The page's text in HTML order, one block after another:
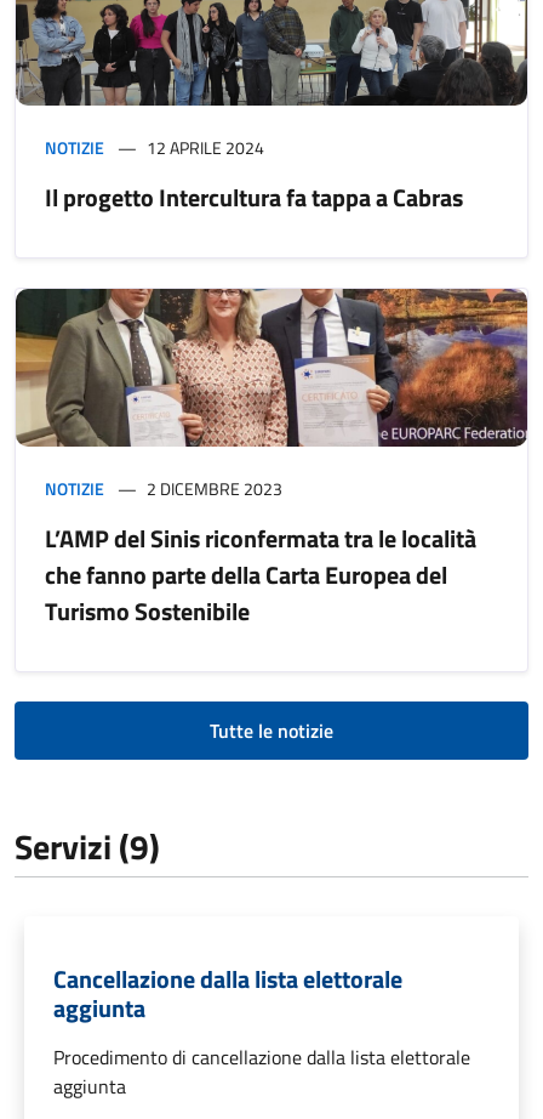
NOTIZIE 12 APRILE 2024
Il progetto Intercultura fa tappa a Cabras
NOTIZIE 2 DICEMBRE 2023
L’AMP del Sinis riconfermata tra le località
che fanno parte della Carta Europea del
Turismo Sostenibile
Tutte le notizie
Servizi (9)
Cancellazione dalla lista elettorale
aggiunta
Procedimento di cancellazione dalla lista elettorale
aggiunta